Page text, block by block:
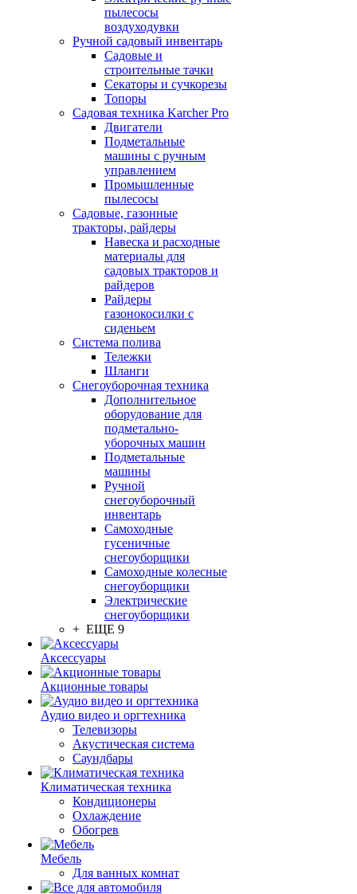
пылесосы
воздуходувки
Ручной садовый инвентарь
Садовые и
строительные тачки
Секаторы и сучкорезы
Топоры
Садовая техника Karcher Pro
Двигатели
Подметальные
машины с ручным
управлением
Промышленные
пылесосы
Садовые, газонные
тракторы, райдеры
Навеска и расходные
материалы для
садовых тракторов и
райдеров
Райдеры
газонокосилки с
сиденьем
Система полива
Тележки
Шланги
Снегоуборочная техника
Дополнительное
оборудование для
подметально-
уборочных машин
Подметальные
машины
Ручной
снегоуборочный
инвентарь
Самоходные
гусеничные
снегоуборщики
Самоходные колесные
снегоуборщики
Электрические
снегоуборщики
+ ЕЩЕ 9
Аксессуары
Акционные товары
Аудио видео и оргтехника
Телевизоры
Акустическая система
Саундбары
Климатическая техника
Кондиционеры
Охлаждение
Обогрев
Мебель
Для ванных комнат